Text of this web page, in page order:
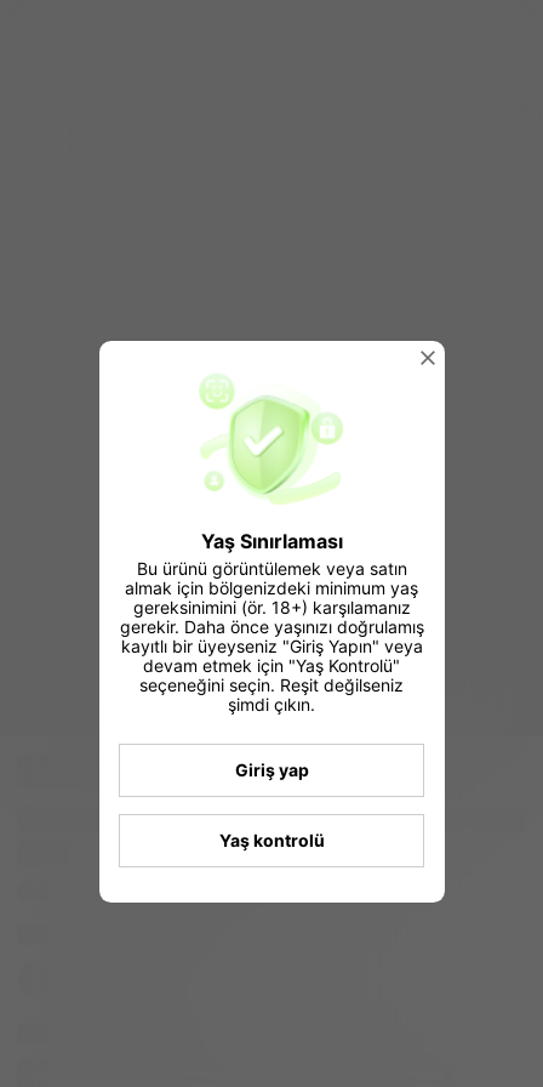
Yaş Sınırlaması
Bu ürünü görüntülemek veya satın
almak için bölgenizdeki minimum yaş
gereksinimini (ör. 18+) karşılamanız
gerekir. Daha önce yaşınızı doğrulamış
kayıtlı bir üyeyseniz "Giriş Yapın" veya
devam etmek için "Yaş Kontrolü"
seçeneğini seçin. Reşit değilseniz
şimdi çıkın.
Giriş yap
Yaş kontrolü